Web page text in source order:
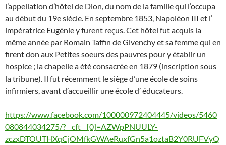
l’appellation d’hôtel de Dion, du nom de la famille qui l’occupa
au début du 19e siècle. En septembre 1853, Napoléon III et l’
impératrice Eugénie y furent reçus. Cet hôtel fut acquis la
même année par Romain Taffin de Givenchy et sa femme qui en
firent don aux Petites soeurs des pauvres pour y établir un
hospice ; la chapelle a été consacrée en 1879 (inscription sous
la tribune). Il fut récemment le siège d’une école de soins
infirmiers, avant d’accueillir une école d’ éducateurs.
https://www.facebook.com/100000972404445/videos/5460
080844034275/?__cft__[0]=AZWpPNUULY-
zczxDTOUTHXqCjOMfkGWAeRuxfGn5a1oztaB2Y0RUFVyQ